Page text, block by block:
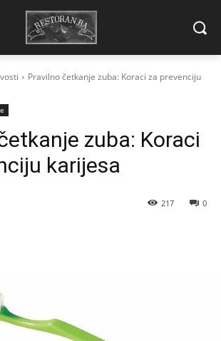
Pravilno četkanje zuba: Koraci za prevenciju
zuba: Koraci
karijesa
0
217